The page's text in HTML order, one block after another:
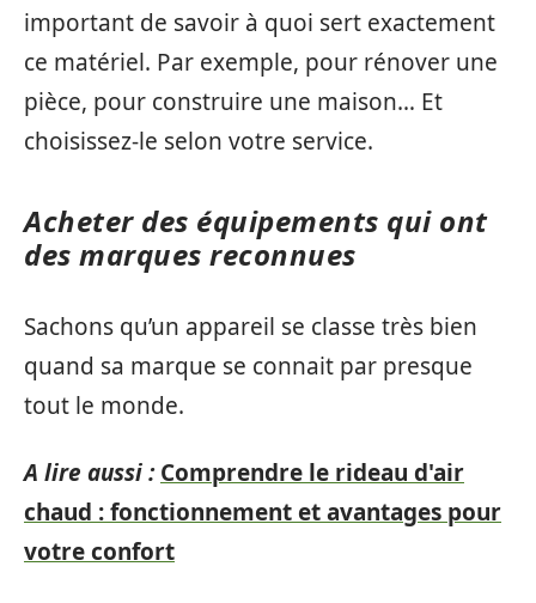
important de savoir à quoi sert exactement
ce matériel. Par exemple, pour rénover une
pièce, pour construire une maison… Et
choisissez-le selon votre service.
Acheter des équipements qui ont
des marques reconnues
Sachons qu’un appareil se classe très bien
quand sa marque se connait par presque
tout le monde.
A lire aussi : Comprendre le rideau d'air
chaud : fonctionnement et avantages pour
votre confort